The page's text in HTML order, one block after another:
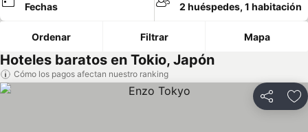
Fechas 2 huéspedes, 1 habitación
Ordenar Filtrar Mapa
Hoteles baratos en Tokio, Japón
Cómo los pagos afectan nuestro ranking
Compartir